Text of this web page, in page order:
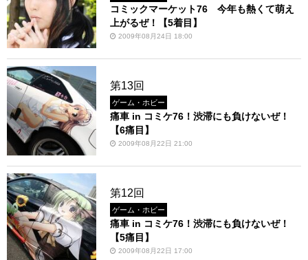
コミックマーケット76 今年も熱くて萌え
上がるぜ！【5着目】
2009年08月24日 18:00
第13回
ゲーム・ホビー
痛車 in コミケ76！渋滞にも負けないぜ！
【6痛目】
2009年08月22日 21:00
第12回
ゲーム・ホビー
痛車 in コミケ76！渋滞にも負けないぜ！
【5痛目】
2009年08月22日 17:00